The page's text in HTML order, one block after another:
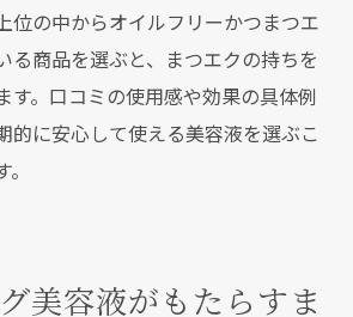
位の中からオイルフリーかつまつエ
る商品を選ぶと、まつエクの持ちを
す。口コミの使用感や効果の具体例
的に安心して使える美容液を選ぶこ
美容液がもたらすま